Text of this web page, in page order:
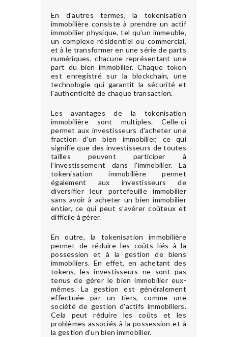
En d'autres termes, la tokenisation
immobilière consiste à prendre un actif
immobilier physique, tel qu'un immeuble,
un complexe résidentiel ou commercial,
et à le transformer en une série de parts
numériques, chacune représentant une
part du bien immobilier. Chaque token
est enregistré sur la blockchain, une
technologie qui garantit la sécurité et
l'authenticité de chaque transaction.
Les avantages de la tokenisation
immobilière sont multiples. Celle-ci
permet aux investisseurs d'acheter une
fraction d'un bien immobilier, ce qui
signifie que des investisseurs de toutes
tailles peuvent participer à
l'investissement dans l'immobilier. La
tokenisation immobilière permet
également aux investisseurs de
diversifier leur portefeuille immobilier
sans avoir à acheter un bien immobilier
entier, ce qui peut s’avérer coûteux et
difficile à gérer.
En outre, la tokenisation immobilière
permet de réduire les coûts liés à la
possession et à la gestion de biens
immobiliers. En effet, en achetant des
tokens, les investisseurs ne sont pas
tenus de gérer le bien immobilier eux-
mêmes. La gestion est généralement
effectuée par un tiers, comme une
société de gestion d'actifs immobiliers.
Cela peut réduire les coûts et les
problèmes associés à la possession et à
la gestion d'un bien immobilier.